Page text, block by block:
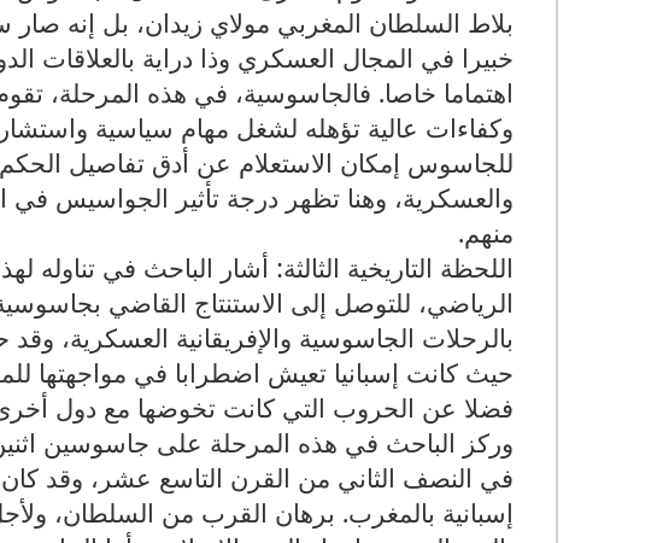
بلاط السلطان المغربي مولاي زيدان، بل إنه
خبيرا في المجال العسكري وذا دراية بالعلاقات
اهتماما خاصا. فالجاسوسية، في هذه المرحلة،
وكفاءات عالية تؤهله لشغل مهام سياسية
للجاسوس إمكان الاستعلام عن أدق تفاصيل الحكم
والعسكرية، وهنا تظهر درجة تأثير الجواسيس
منهم.
اللحظة التاريخية الثالثة: أشار الباحث في تناوله
الرياضي، للتوصل إلى الاستنتاج القاضي
بالرحلات الجاسوسية والإفريقانية العسكرية،
حيث كانت إسبانيا تعيش اضطرابا في مواجهتها
فضلا عن الحروب التي كانت تخوضها مع دول
وركز الباحث في هذه المرحلة على جاسوسين
في النصف الثاني من القرن التاسع عشر، وقد
إسبانية بالمغرب. برهان القرب من السلطان،